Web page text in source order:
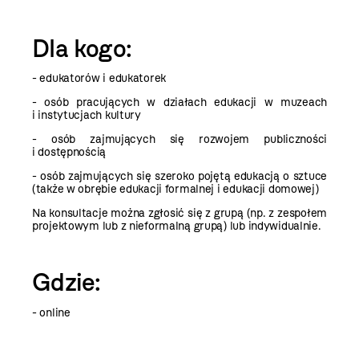
Dla kogo:
- edukatorów i edukatorek
- osób pracujących w działach edukacji w muzeach
i instytucjach kultury
- osób zajmujących się rozwojem publiczności
i dostępnością
- osób zajmujących się szeroko pojętą edukacją o sztuce
(także w obrębie edukacji formalnej i edukacji domowej)
Na konsultacje można zgłosić się z grupą (np. z zespołem
projektowym lub z nieformalną grupą) lub indywidualnie.
Gdzie:
- online